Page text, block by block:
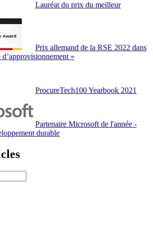
Lauréat du prix du meilleur
Prix allemand de la RSE 2022 dans
»
ProcureTech100 Yearbook 2021
Partenaire Microsoft de l'année -
durable